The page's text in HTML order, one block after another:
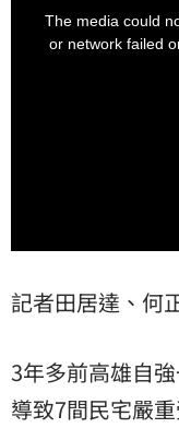
The media could
or network failed
記者田居達、何
3年多前高雄自
導致7間民宅嚴